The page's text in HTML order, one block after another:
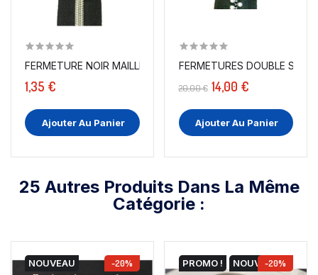
FERMETURE NOIR MAILLE 5 ARGENT TAILLE 25 CM A...
1,35 €
Ajouter Au Panier
FERMETURES DOUBLE
20,00 € 14,00 €
Ajouter Au Panier
25 Autres Produits Dans La Même
Catégorie :
NOUVEAU -20% PROMO ! NOUVEAU
-20%